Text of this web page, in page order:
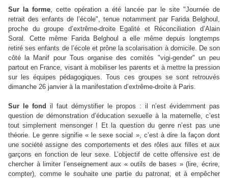
Sur la forme , cette opération a été lancée par le site "Journée de
retrait des enfants de l’école", tenue notamment par Farida Belghoul,
proche du groupe d’extrême-droite Egalité et Réconciliation d’Alain
Soral. Cette même Farida Belghoul a elle même depuis longtemps
retiré ses enfants de l’école et prône la scolarisation à domicile. De son
côté la Manif pour Tous organise des comités "vigi-gender" un peu
partout en France, visant à mobiliser les parents et à mettre la pression
sur les équipes pédagogiques. Tous ces groupes se sont retrouvés
dimanche 26 janvier à la manifestation d’extrême-droite à Paris.
Sur le fond il faut démystifier le propos : il n’est évidemment pas
question de démonstration d’éducation sexuelle à la maternelle, c’est
tout simplement mensonger ! Et la question du genre n’est pas une
théorie. Le genre signifie « le sexe social », c’est à dire la façon dont
une société assigne des comportements et des rôles aux filles et aux
garçons en fonction de leur sexe. L’objectif de cette offensive est de
chercher à limiter l’enseignement aux « outils de bases » (lire, écrire,
compter), comme le souhaite une partie du patronat, et à empêcher